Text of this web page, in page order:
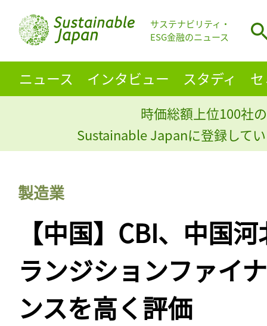
サステナビリティ・
ESG金融のニュース
ニュース インタビュー スタディ
時価総額上位100社
Sustainable Japanに登録して
製造業
【中国】CBI、中国
ランジションファイ
ンスを高く評価